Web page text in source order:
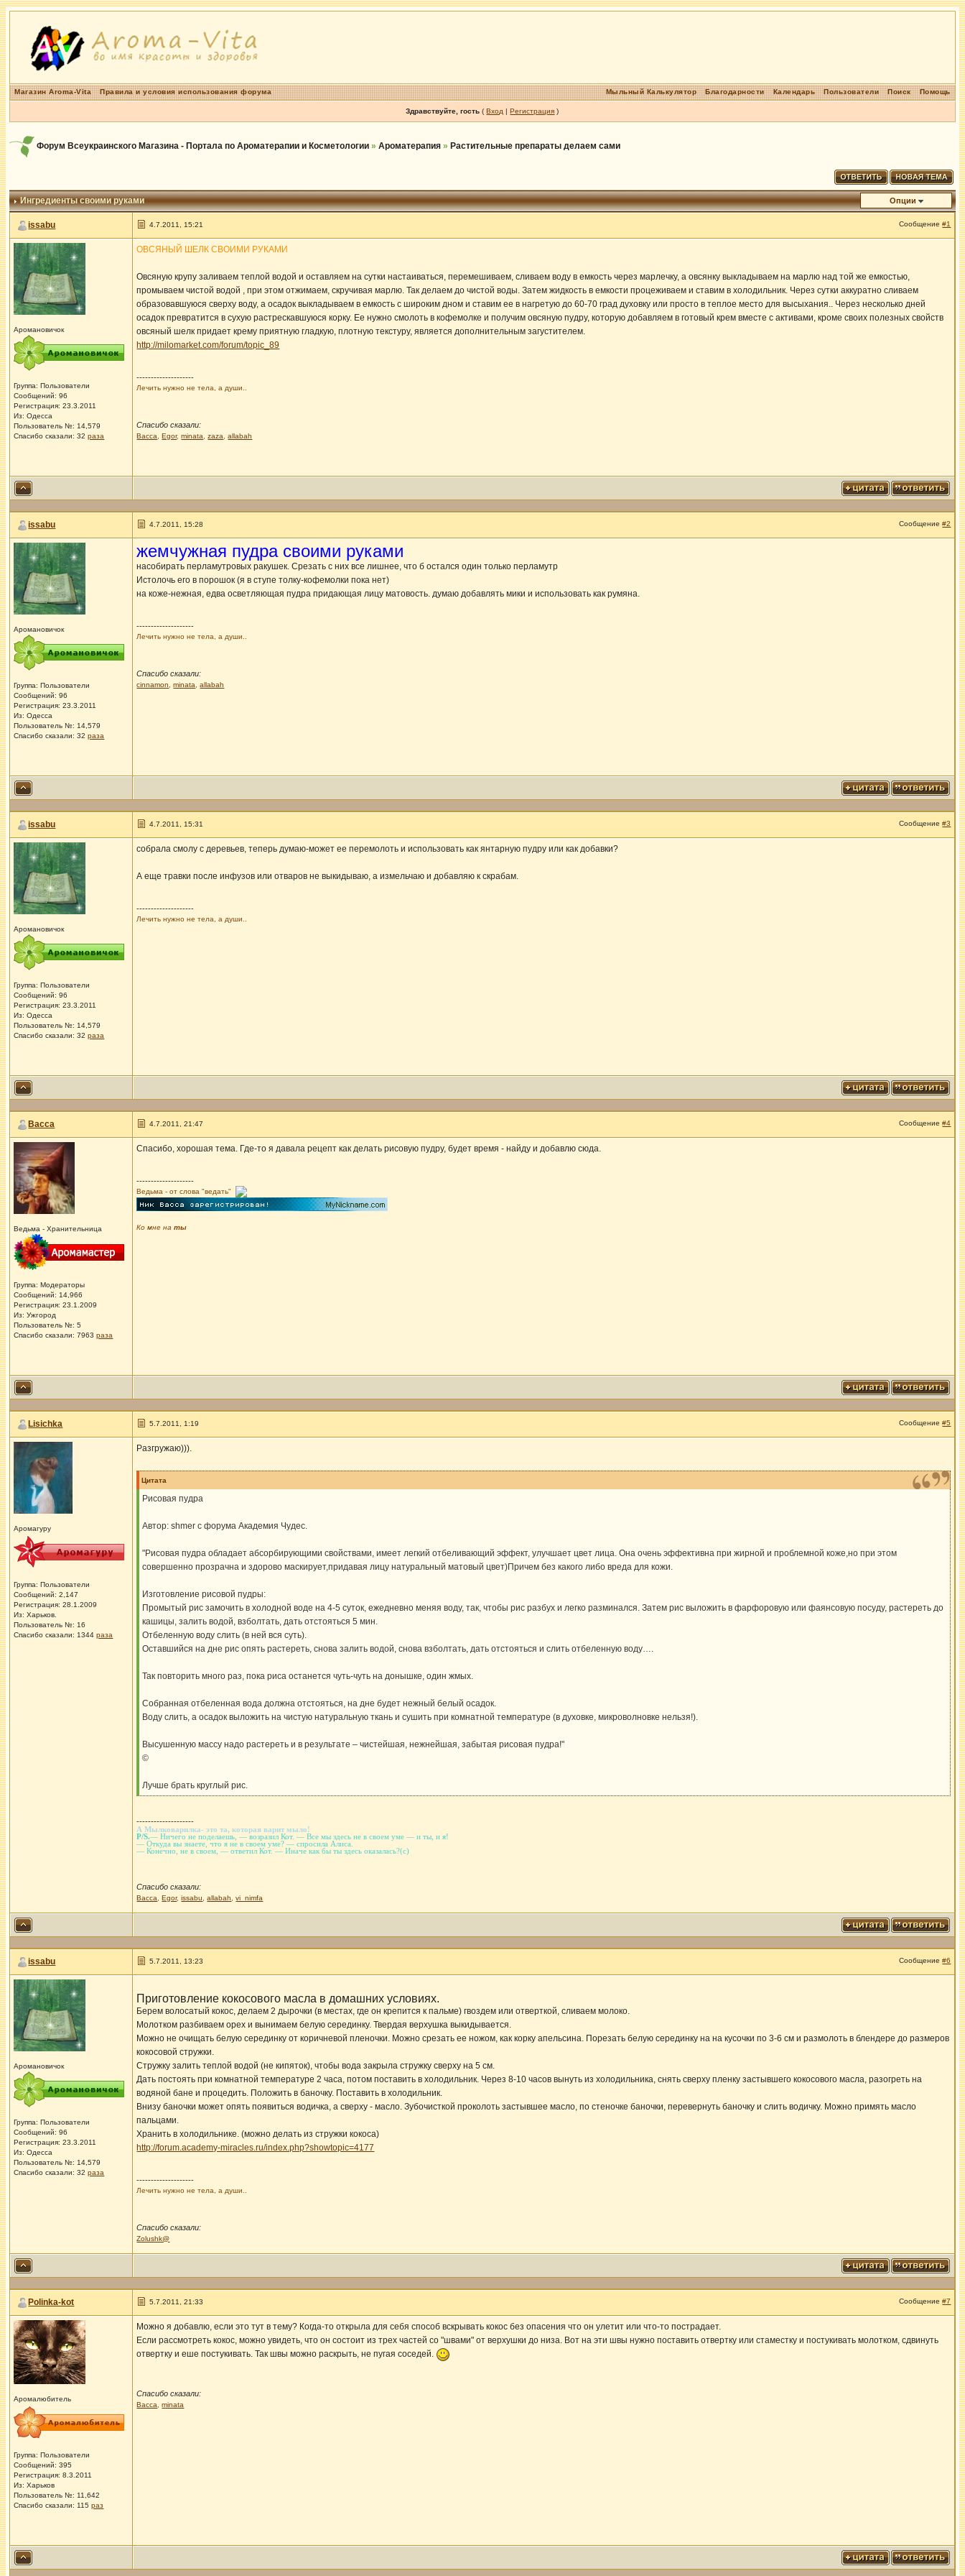
Магазин Aroma-Vita Правила и условия использования форума Помощь
Поиск
Пользователи
Календарь
Благодарности
Мыльный Калькулятор
Здравствуйте, гость (Вход |Регистрация )
Форум Всеукраинского Магазина - Портала по Ароматерапии и Косметологии »Ароматерапия » Растительные препараты делаем сами
Ингредиенты своими руками Опции
issabu 4.7.2011, 15:21 Сообщение#1
Аромановичок
Группа: Пользователи
Сообщений: 96
Регистрация: 23.3.2011
Из: Одесса
Пользователь №: 14,579
Спасибо сказали:32 раза
ОВСЯНЫЙ ШЕЛК СВОИМИ РУКАМИ
Овсяную крупу заливаем теплой водой и оставляем на сутки настаиваться, перемешиваем, сливаем воду в емкость через марлечку, а овсянку выкладываем на марлю над той же емкостью,
промываем чистой водой , при этом отжимаем, скручивая марлю. Так делаем до чистой воды. Затем жидкость в емкости процеживаем и ставим в холодильник. Через сутки аккуратно сливаем
образовавшуюся сверху воду, а осадок выкладываем в емкость с широким дном и ставим ее в нагретую до 60-70 град духовку или просто в теплое место для высыхания.. Через несколько дней
осадок превратится в сухую растрескавшуюся корку. Ее нужно смолоть в кофемолке и получим овсяную пудру, которую добавляем в готовый крем вместе с активами, кроме своих полезных свойств
овсяный шелк придает крему приятную гладкую, плотную текстуру, является дополнительным загустителем.
http://milomarket.com/forum/topic_89
--------------------
Лечить нужно не тела, а души..
Спасибо сказали:
Васса ,Egor,minata ,zaza ,allabah
issabu 4.7.2011, 15:28 Сообщение#2
Аромановичок
Группа: Пользователи
Сообщений: 96
Регистрация: 23.3.2011
Из: Одесса
Пользователь №: 14,579
Спасибо сказали:32 раза
жемчужная пудра своими руками
насобирать перламутровых ракушек. Срезать с них все лишнее, что б остался один только перламутр
Истолочь его в порошок (я в ступе толку-кофемолки пока нет)
на коже-нежная, едва осветляющая пудра придающая лицу матовость. думаю добавлять мики и использовать как румяна.
--------------------
Лечить нужно не тела, а души..
Спасибо сказали:
cinnamon ,minata ,allabah
issabu 4.7.2011, 15:31 Сообщение#3
Аромановичок
Группа: Пользователи
Сообщений: 96
Регистрация: 23.3.2011
Из: Одесса
Пользователь №: 14,579
Спасибо сказали:32 раза
собрала смолу с деревьев, теперь думаю-может ее перемолоть и использовать как янтарную пудру или как добавки?
А еще травки после инфузов или отваров не выкидываю, а измельчаю и добавляю к скрабам.
--------------------
Лечить нужно не тела, а души..
Васса 4.7.2011, 21:47 Сообщение#4
Ведьма - Хранительница
Группа: Модераторы
Сообщений: 14,966
Регистрация: 23.1.2009
Из: Ужгород
Пользователь №: 5
Спасибо сказали:7963 раза
Спасибо, хорошая тема. Где-то я давала рецепт как делать рисовую пудру, будет время - найду и добавлю сюда.
--------------------
Ведьма - от слова "ведать"
Ко мне наты
Lisichka 5.7.2011, 1:19 Сообщение#5
Аромагуру
Группа: Пользователи
Сообщений: 2,147
Регистрация: 28.1.2009
Из: Харьков.
Пользователь №: 16
Спасибо сказали: 1344 раза
Разгружаю))).
Цитата
Рисовая пудра
Автор: shmer с форума Академия Чудес.
"Рисовая пудра обладает абсорбирующими свойствами, имеет легкий отбеливающий эффект, улучшает цвет лица. Она очень эффективна при жирной и проблемной коже,но при этом
совершенно прозрачна и здорово маскирует,придавая лицу натуральный матовый цвет)Причем без какого либо вреда для кожи.
Изготовление рисовой пудры:
Промытый рис замочить в холодной воде на 4-5 суток, ежедневно меняя воду, так, чтобы рис разбух и легко разминался. Затем рис выложить в фарфоровую или фаянсовую посуду, растереть до
кашицы, залить водой, взболтать, дать отстояться 5 мин.
Отбеленную воду слить (в ней вся суть).
Оставшийся на дне рис опять растереть, снова залить водой, снова взболтать, дать отстояться и слить отбеленную воду….
Так повторить много раз, пока риса останется чуть-чуть на донышке, один жмых.
Собранная отбеленная вода должна отстояться, на дне будет нежный белый осадок.
Воду слить, а осадок выложить на чистую натуральную ткань и сушить при комнатной температуре (в духовке, микроволновке нельзя!).
Высушенную массу надо растереть и в результате – чистейшая, нежнейшая, забытая рисовая пудра!"
©
Лучше брать круглый рис.
--------------------
А Мылковарилка- это та, которая варит мыло!
P/S.— Ничего не поделаешь, — возразил Кот. — Все мы здесь не в своем уме — и ты, и я!
— Откуда вы знаете, что я не в своем уме? — спросила Алиса.
— Конечно, не в своем, — ответил Кот. — Иначе как бы ты здесь оказалась?(с)
Спасибо сказали:
Васса ,Egor,issabu ,allabah ,vi_nimfa
issabu 5.7.2011, 13:23 Сообщение#6
Аромановичок
Группа: Пользователи
Сообщений: 96
Регистрация: 23.3.2011
Из: Одесса
Пользователь №: 14,579
Спасибо сказали:32 раза
Приготовление кокосового масла в домашних условиях.
Берем волосатый кокос, делаем 2 дырочки (в местах, где он крепится к пальме) гвоздем или отверткой, сливаем молоко.
Молотком разбиваем орех и вынимаем белую серединку. Твердая верхушка выкидывается.
Можно не очищать белую серединку от коричневой пленочки. Можно срезать ее ножом, как корку апельсина. Порезать белую серединку на на кусочки по 3-6 см и размолоть в блендере до размеров
кокосовой стружки.
Стружку залить теплой водой (не кипяток), чтобы вода закрыла стружку сверху на 5 см.
Дать постоять при комнатной температуре 2 часа, потом поставить в холодильник. Через 8-10 часов вынуть из холодильника, снять сверху пленку застывшего кокосового масла, разогреть на
водяной бане и процедить. Положить в баночку. Поставить в холодильник.
Внизу баночки может опять появиться водичка, а сверху - масло. Зубочисткой проколоть застывшее масло, по стеночке баночки, перевернуть баночку и слить водичку. Можно примять масло
пальцами.
Хранить в холодильнике. (можно делать из стружки кокоса)
http://forum.academy-miracles.ru/index.php?showtopic=4177
--------------------
Лечить нужно не тела, а души..
Спасибо сказали:
Zolushk@
Polinka-kot 5.7.2011, 21:33 Сообщение#7
Аромалюбитель
Группа: Пользователи
Сообщений: 395
Регистрация: 8.3.2011
Из: Харьков
Пользователь №: 11,642
Спасибо сказали: 115 раз
Можно я добавлю, если это тут в тему? Когда-то открыла для себя способ вскрывать кокос без опасения что он улетит или что-то пострадает.
Если рассмотреть кокос, можно увидеть, что он состоит из трех частей со "швами" от верхушки до низа. Вот на эти швы нужно поставить отвертку или стаместку и постукивать молотком, сдвинуть
отвертку и еше постукивать. Так швы можно раскрыть, не пугая соседей.
Спасибо сказали:
Васса ,minata